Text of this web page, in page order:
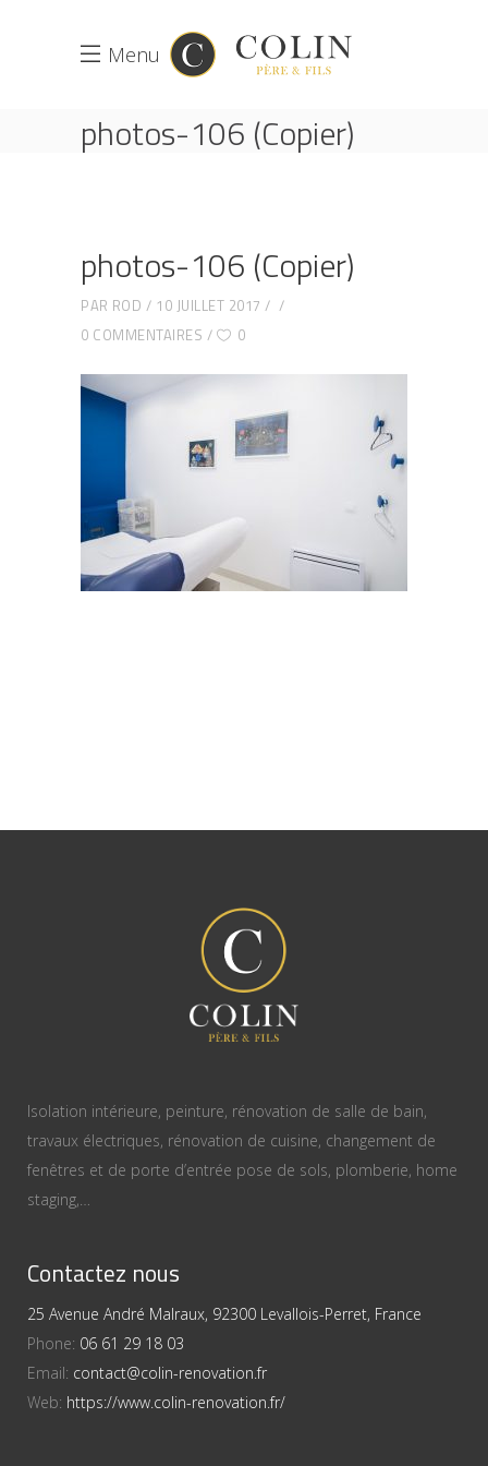
Menu
photos-106 (Copier)
photos-106 (Copier)
PAR ROD
10 JUILLET 2017
0 COMMENTAIRES
0
Isolation intérieure, peinture, rénovation de salle de bain,
travaux électriques, rénovation de cuisine, changement de
fenêtres et de porte d’entrée pose de sols, plomberie, home
staging,…
Contactez nous
25 Avenue André Malraux, 92300 Levallois-Perret, France
Phone: 06 61 29 18 03
Email: contact@colin-renovation.fr
Web: https://www.colin-renovation.fr/